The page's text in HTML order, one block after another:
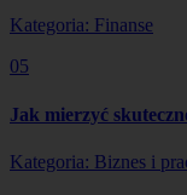
Kategoria: Finanse
05
Jak mierzyć
Kategoria: Biznes i